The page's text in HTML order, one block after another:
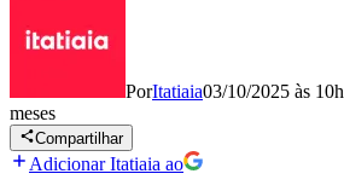
PorItatiaia03/10/2025 às
meses
Compartilhar
Adicionar Itatiaia ao